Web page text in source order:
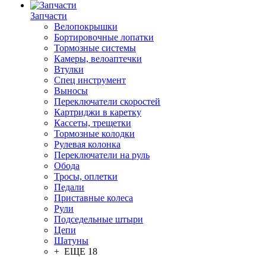
Запчасти
Велопокрышки
Бортировочные лопатки
Тормозные системы
Камеры, велоаптечки
Втулки
Спец инструмент
Выносы
Переключатели скоростей
Картриджи в каретку
Кассеты, трещетки
Тормозные колодки
Рулевая колонка
Переключатели на руль
Обода
Тросы, оплетки
Педали
Приставные колеса
Рули
Подседельные штыри
Цепи
Шатуны
+ ЕЩЕ 18